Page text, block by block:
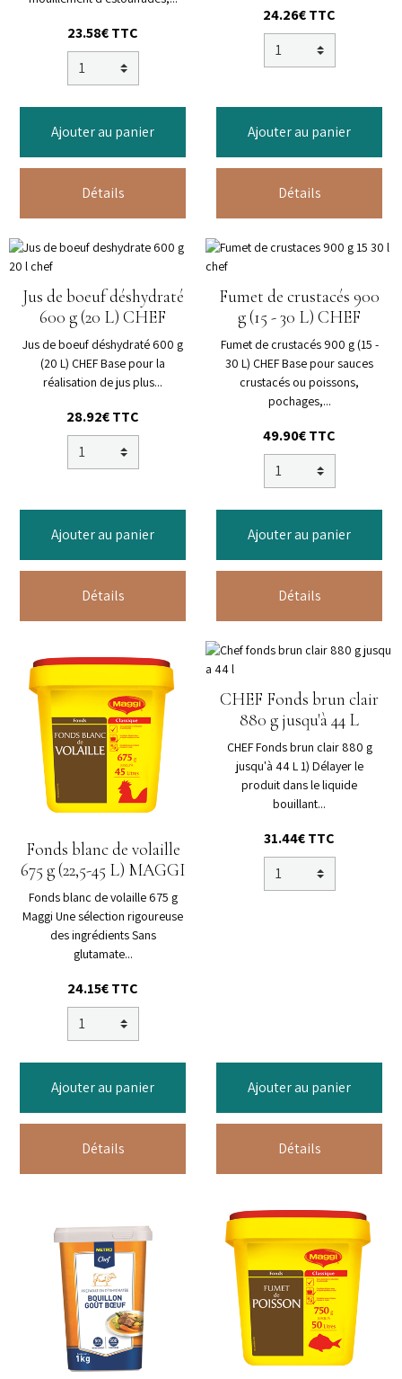
23.58€ TTC
Ajouter au panier
Détails
24.26€ TTC
Ajouter au panier
Détails
Jus de boeuf déshydraté
600 g (20 L) CHEF
Jus de boeuf déshydraté 600 g
(20 L) CHEF Base pour la
réalisation de jus plus...
28.92€ TTC
Ajouter au panier
Détails
Fumet de crustacés 900
g (15 - 30 L) CHEF
Fumet de crustacés 900 g (15 -
30 L) CHEF Base pour sauces
crustacés ou poissons,
pochages,...
49.90€ TTC
Ajouter au panier
Détails
Fonds blanc de volaille
675 g (22,5-45 L) MAGGI
Fonds blanc de volaille 675 g
Maggi Une sélection rigoureuse
des ingrédients Sans
glutamate...
24.15€ TTC
Ajouter au panier
Détails
CHEF Fonds brun clair
880 g jusqu'à 44 L
CHEF Fonds brun clair 880 g
jusqu'à 44 L 1) Délayer le
produit dans le liquide
bouillant...
31.44€ TTC
Ajouter au panier
Détails